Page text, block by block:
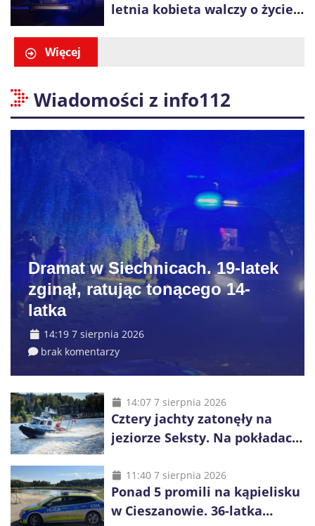
letnia kobieta walczy o życie,
Więcej
Wiadomości z info112
Dramat w Siechnicach. 19-latek
zginął, ratując tonącego 14-
latka
14:19 7 sierpnia 2026
brak komentarzy
14:07 7 sierpnia 2026
Cztery jachty zatonęły na
jeziorze Seksty. Na pokładach
małoletnich
11:40 7 sierpnia 2026
Ponad 5 promili na kąpielisku
w Cieszanowie. 36-latka